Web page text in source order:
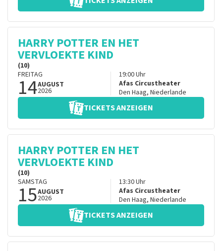
HARRY POTTER EN HET
VERVLOEKTE KIND
(10)
FREITAG
14AUGUST
2026
19:00Uhr
Afas Circustheater
Den Haag, Niederlande
TICKETS ANZEIGEN
HARRY POTTER EN HET
VERVLOEKTE KIND
(10)
SAMSTAG
15AUGUST
2026
13:30Uhr
Afas Circustheater
Den Haag, Niederlande
TICKETS ANZEIGEN